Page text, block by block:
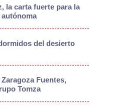
la carta fuerte para la
autónoma
del desierto
Fuentes,
Tomza